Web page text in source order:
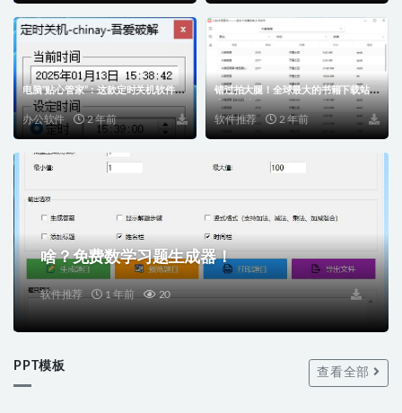
啥？免费数学习题生成器！
软件推荐 1 年前 20
电脑“贴心管家”：这款定时关机软件太
好用啦！
办公软件 2 年前
错过拍大腿！全球最大的书籍下载站免
费下载神器！
软件推荐 2 年前
PPT模板 查看全部